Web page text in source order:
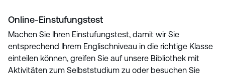
Online-Einstufungstest
Machen Sie Ihren Einstufungstest, damit wir Sie
entsprechend Ihrem Englischniveau in die richtige Klasse
einteilen können, greifen Sie auf unsere Bibliothek mit
Aktivitäten zum Selbststudium zu oder besuchen Sie